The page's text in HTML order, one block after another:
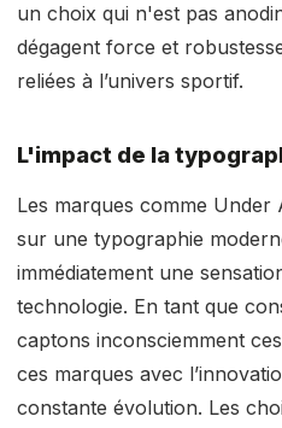
un choix qui n'est pas
dégagent force et
reliées à l’univers sportif.
L'impact de la
Les marques comme
sur une typographie
immédiatement une
technologie. En tant que
captons inconsciemment
ces marques avec
constante évolution. Les